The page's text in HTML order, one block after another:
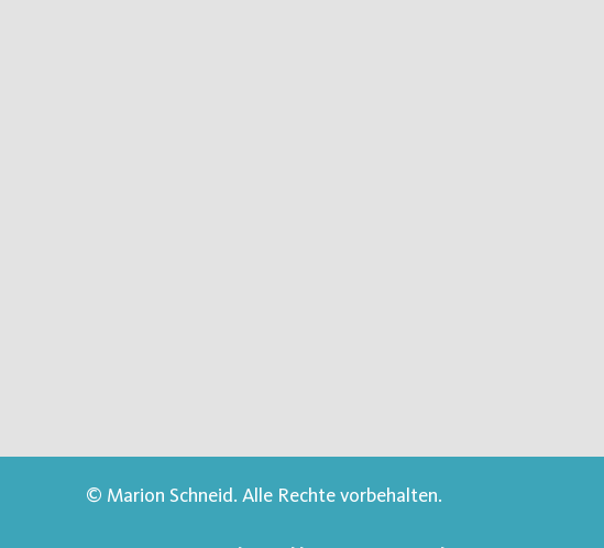
© Marion Schneid. Alle Rechte vorbehalten.